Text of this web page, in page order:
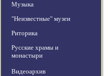
Музыка
"Неизвестные" музеи
Риторика
Русские храмы и
монастыри
Видеоархив